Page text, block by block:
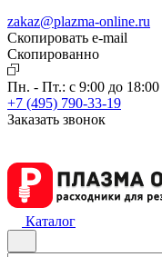
zakaz@plazma-online.ru
Скопировать e-mail
Cкопированно
Пн. - Пт.: с 9:00 до 18:00
+7 (495) 790-33-19
Заказать звонок
Каталог